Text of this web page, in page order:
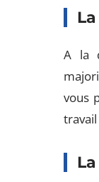
A la
vous